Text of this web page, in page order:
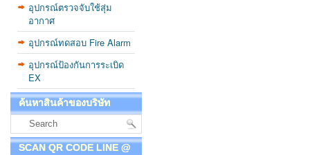
อุปกรณ์ตรวจจับใช้สุ่ม
อากาศ
อุปกรณ์ทดสอบ Fire Alarm
อุปกรณ์ป้องกันการระเบิด
EX
ค้นหาสินค้าของบริษัท
SCAN QR CODE LINE @